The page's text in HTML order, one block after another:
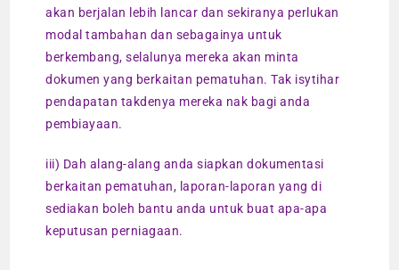
akan berjalan lebih lancar dan sekiranya perlukan
modal tambahan dan sebagainya untuk
berkembang, selalunya mereka akan minta
dokumen yang berkaitan pematuhan. Tak isytihar
pendapatan takdenya mereka nak bagi anda
pembiayaan.
iii) Dah alang-alang anda siapkan dokumentasi
berkaitan pematuhan, laporan-laporan yang di
sediakan boleh bantu anda untuk buat apa-apa
keputusan perniagaan.